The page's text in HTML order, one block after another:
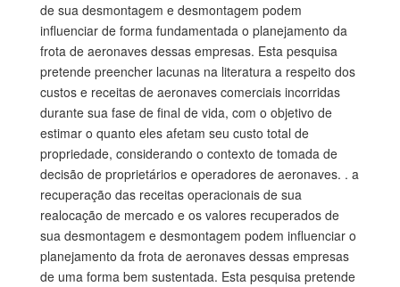
de sua desmontagem e desmontagem podem
influenciar de forma fundamentada o planejamento da
frota de aeronaves dessas empresas. Esta pesquisa
pretende preencher lacunas na literatura a respeito dos
custos e receitas de aeronaves comerciais incorridas
durante sua fase de final de vida, com o objetivo de
estimar o quanto eles afetam seu custo total de
propriedade, considerando o contexto de tomada de
decisão de proprietários e operadores de aeronaves. . a
recuperação das receitas operacionais de sua
realocação de mercado e os valores recuperados de
sua desmontagem e desmontagem podem influenciar o
planejamento da frota de aeronaves dessas empresas
de uma forma bem sustentada. Esta pesquisa pretende